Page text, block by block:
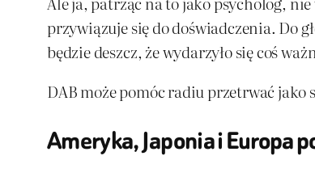
przywiązuje się do doświadczenia. Do
będzie deszcz, że wydarzyło się coś
DAB może pomóc radiu przetrwać
Ameryka, Japonia i Europa